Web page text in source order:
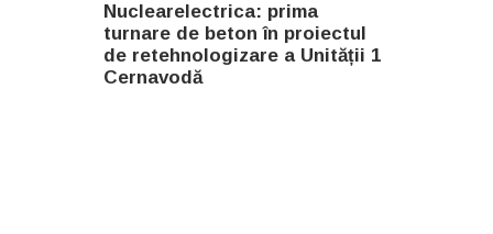
Nuclearelectrica: prima
turnare de beton în proiectul
de retehnologizare a Unității 1
Cernavodă